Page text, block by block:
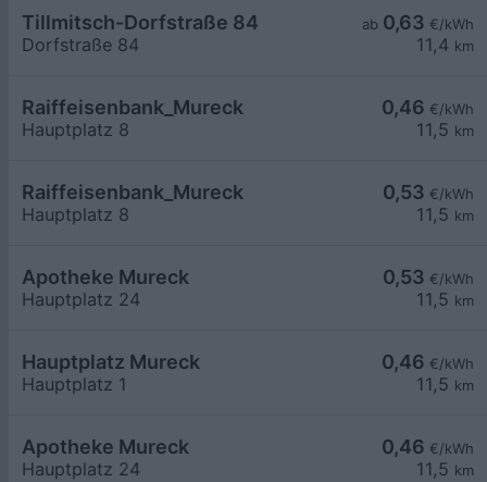
ab 0,63 €/kWh
11,4 km
Tillmitsch-Dorfstraße 84
Dorfstraße 84
0,46 €/kWh
11,5 km
Raiffeisenbank_Mureck
Hauptplatz 8
0,53 €/kWh
11,5 km
Raiffeisenbank_Mureck
Hauptplatz 8
0,53 €/kWh
11,5 km
Apotheke Mureck
Hauptplatz 24
0,46 €/kWh
11,5 km
Hauptplatz Mureck
Hauptplatz 1
0,46 €/kWh
11,5 km
Apotheke Mureck
Hauptplatz 24